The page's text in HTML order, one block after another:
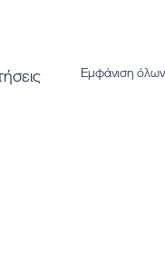
Εμφάνιση όλων